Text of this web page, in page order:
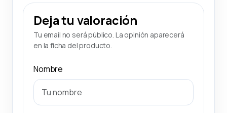
Deja tu valoración
Tu email no será público. La opinión aparecerá
en la ficha del producto.
Nombre